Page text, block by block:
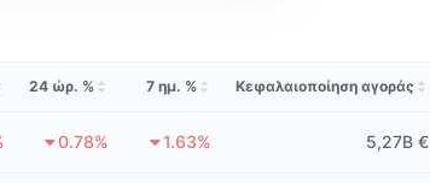
24 ώρ. % 7 ημ. % Κεφαλαιοποίηση αγοράς
0.78% 1.63% 5,27B €